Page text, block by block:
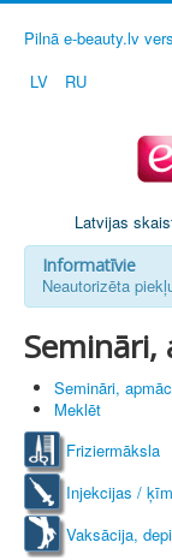
Pilnā e-beauty.lv
LV
RU
Latvijas
Informatīvie
Neautorizēta
Semināri,
Semināri,
Meklēt
Friziermāksla
Injekcijas /
Vaksācija,